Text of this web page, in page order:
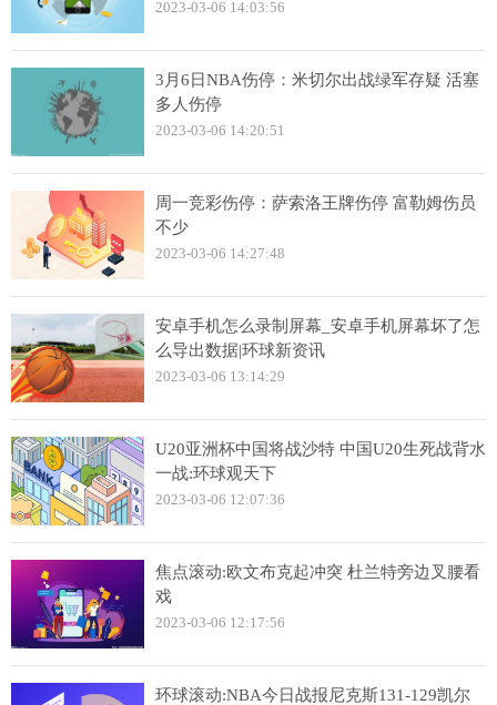
2023-03-06 14:03:56
3月6日NBA伤停：米切尔出战绿军存疑 活塞
多人伤停
2023-03-06 14:20:51
周一竞彩伤停：萨索洛王牌伤停 富勒姆伤员
不少
2023-03-06 14:27:48
安卓手机怎么录制屏幕_安卓手机屏幕坏了怎
么导出数据|环球新资讯
2023-03-06 13:14:29
U20亚洲杯中国将战沙特 中国U20生死战背水
一战:环球观天下
2023-03-06 12:07:36
焦点滚动:欧文布克起冲突 杜兰特旁边叉腰看
戏
2023-03-06 12:17:56
环球滚动:NBA今日战报尼克斯131-129凯尔